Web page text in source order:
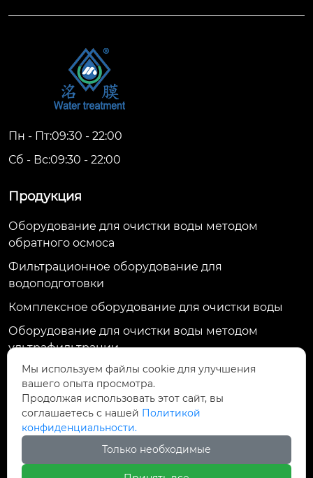
Пн - Пт:09:30 - 22:00
Сб - Вс:09:30 - 22:00
Продукция
Оборудование для очистки воды методом
обратного осмоса
Фильтрационное оборудование для
водоподготовки
Комплексное оборудование для очистки воды
Оборудование для очистки воды методом
ультрафильтрации
Контактная информация
ул. Тяньхуэй, д. 1009, пр. Жунду, р-н Цзиньню, г.
Чэнду, индекс 610036, Китай
13017485333@163.com
Мы используем файлы cookie для улучшения
вашего опыта просмотра.
Продолжая использовать этот сайт, вы
соглашаетесь с нашей Политикой
конфиденциальности.
Только необходимые